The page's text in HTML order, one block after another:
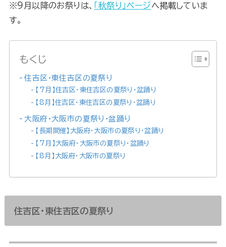
※9月以降のお祭りは、 「秋祭り」ページへ掲載していま
す。
もくじ
住吉区・東住吉区の夏祭り
【7月】住吉区・東住吉区の夏祭り・盆踊り
【8月】住吉区・東住吉区の夏祭り・盆踊り
大阪府・大阪市の夏祭り・盆踊り
【長期開催】大阪府・大阪市の夏祭り・盆踊り
【7月】大阪府・大阪市の夏祭り・盆踊り
【8月】大阪府・大阪市の夏祭り
住吉区・東住吉区の夏祭り